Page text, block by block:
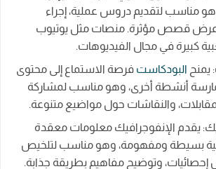
مناسب لتقديم دروس عملية، إجراء
قصص مؤثرة. منصات مثل يوتيوب
كبيرة في مجال الفيديوهات.
يمنح البودكاست فرصة الاستماع إلى محتوى
أنشطة أخرى، وهو مناسب لمشاركة
والنقاشات حول مواضيع متنوعة.
يقدم الإنفوجرافيك معلومات معقدة
بسيطة ومفهومة، وهو مناسب لتلخيص
إحصائيات، وتوضيح مفاهيم بطريقة جذابة.